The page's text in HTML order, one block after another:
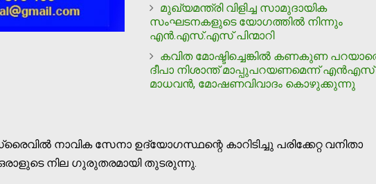
മുഖ്യമന്ത്രി വിളിച്ച സാമുദായിക
സംഘടനകളുടെ യോഗത്തില്‍ നിന്നും
എന്‍.എസ്.എസ് പിന്മാറി
കവിത മോഷ്ടിച്ചെങ്കില്‍ കണകുണ
ദീപാ നിശാന്ത് മാപ്പുപറയണമെന്ന് എന്‍എസ്
മാധവന്‍, മോഷണവിവാദം കൊഴുക്കുന്നു
നാവിക സേനാ ഉദ്യോഗസ്ഥന്റെ കാറിടിച്ചു പരിക്കേറ്റ വനിതാ
നില ഗുരുതരമായി തുടരുന്നു.